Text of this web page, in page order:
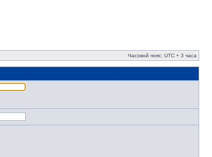
Часовой пояс: UTC + 3 часа